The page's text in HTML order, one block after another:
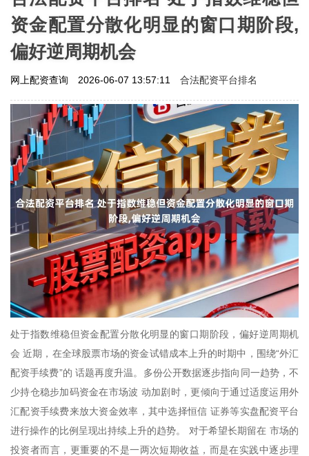
资金配置分散化明显的窗口期阶段,
偏好逆周期机会
网上配资查询 2026-06-07 13:57:11 合法配资平台排名
处于指数维稳但资金配置分散化明显的窗口期阶段，偏好逆周期机
会 近期，在全球股票市场的资金试错成本上升的时期中，围绕“外汇
配资手续费”的 话题再度升温。多份公开数据逐步指向同一趋势，不
少持仓稳步加码资金在市场波 动加剧时，更倾向于通过适度运用外
汇配资手续费来放大资金效率，其中选择恒信 证券等实盘配资平台
进行操作的比例呈现出持续上升的趋势。 对于希望长期留在 市场的
投资者而言，更重要的不是一两次短期收益，而是在实践中逐步理